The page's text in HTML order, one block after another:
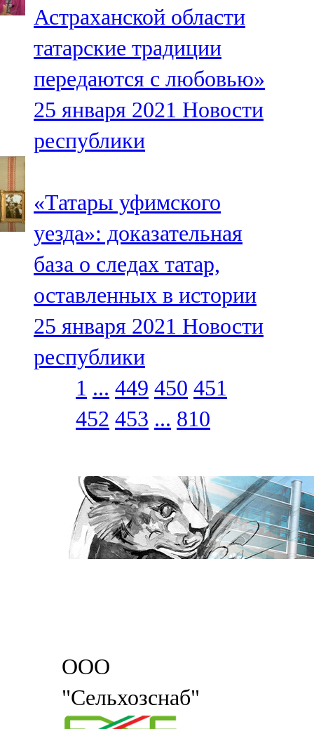
Астраханской области
татарские традиции
передаются с любовью»
25 января 2021 Новости
республики
«Татары уфимского
уезда»: доказательная
база о следах татар,
оставленных в истории
25 января 2021 Новости
республики
1 ... 449 450 451
452 453 ... 810
ООО
"Сельхозснаб"